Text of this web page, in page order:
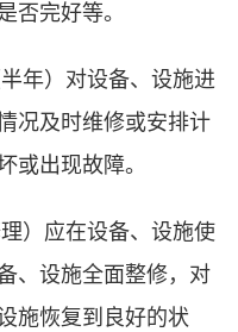
否完好等。
年）对设备、设施进
况及时维修或安排计
或出现故障。
）应在设备、设施使
、设施全面整修，对
施恢复到良好的状